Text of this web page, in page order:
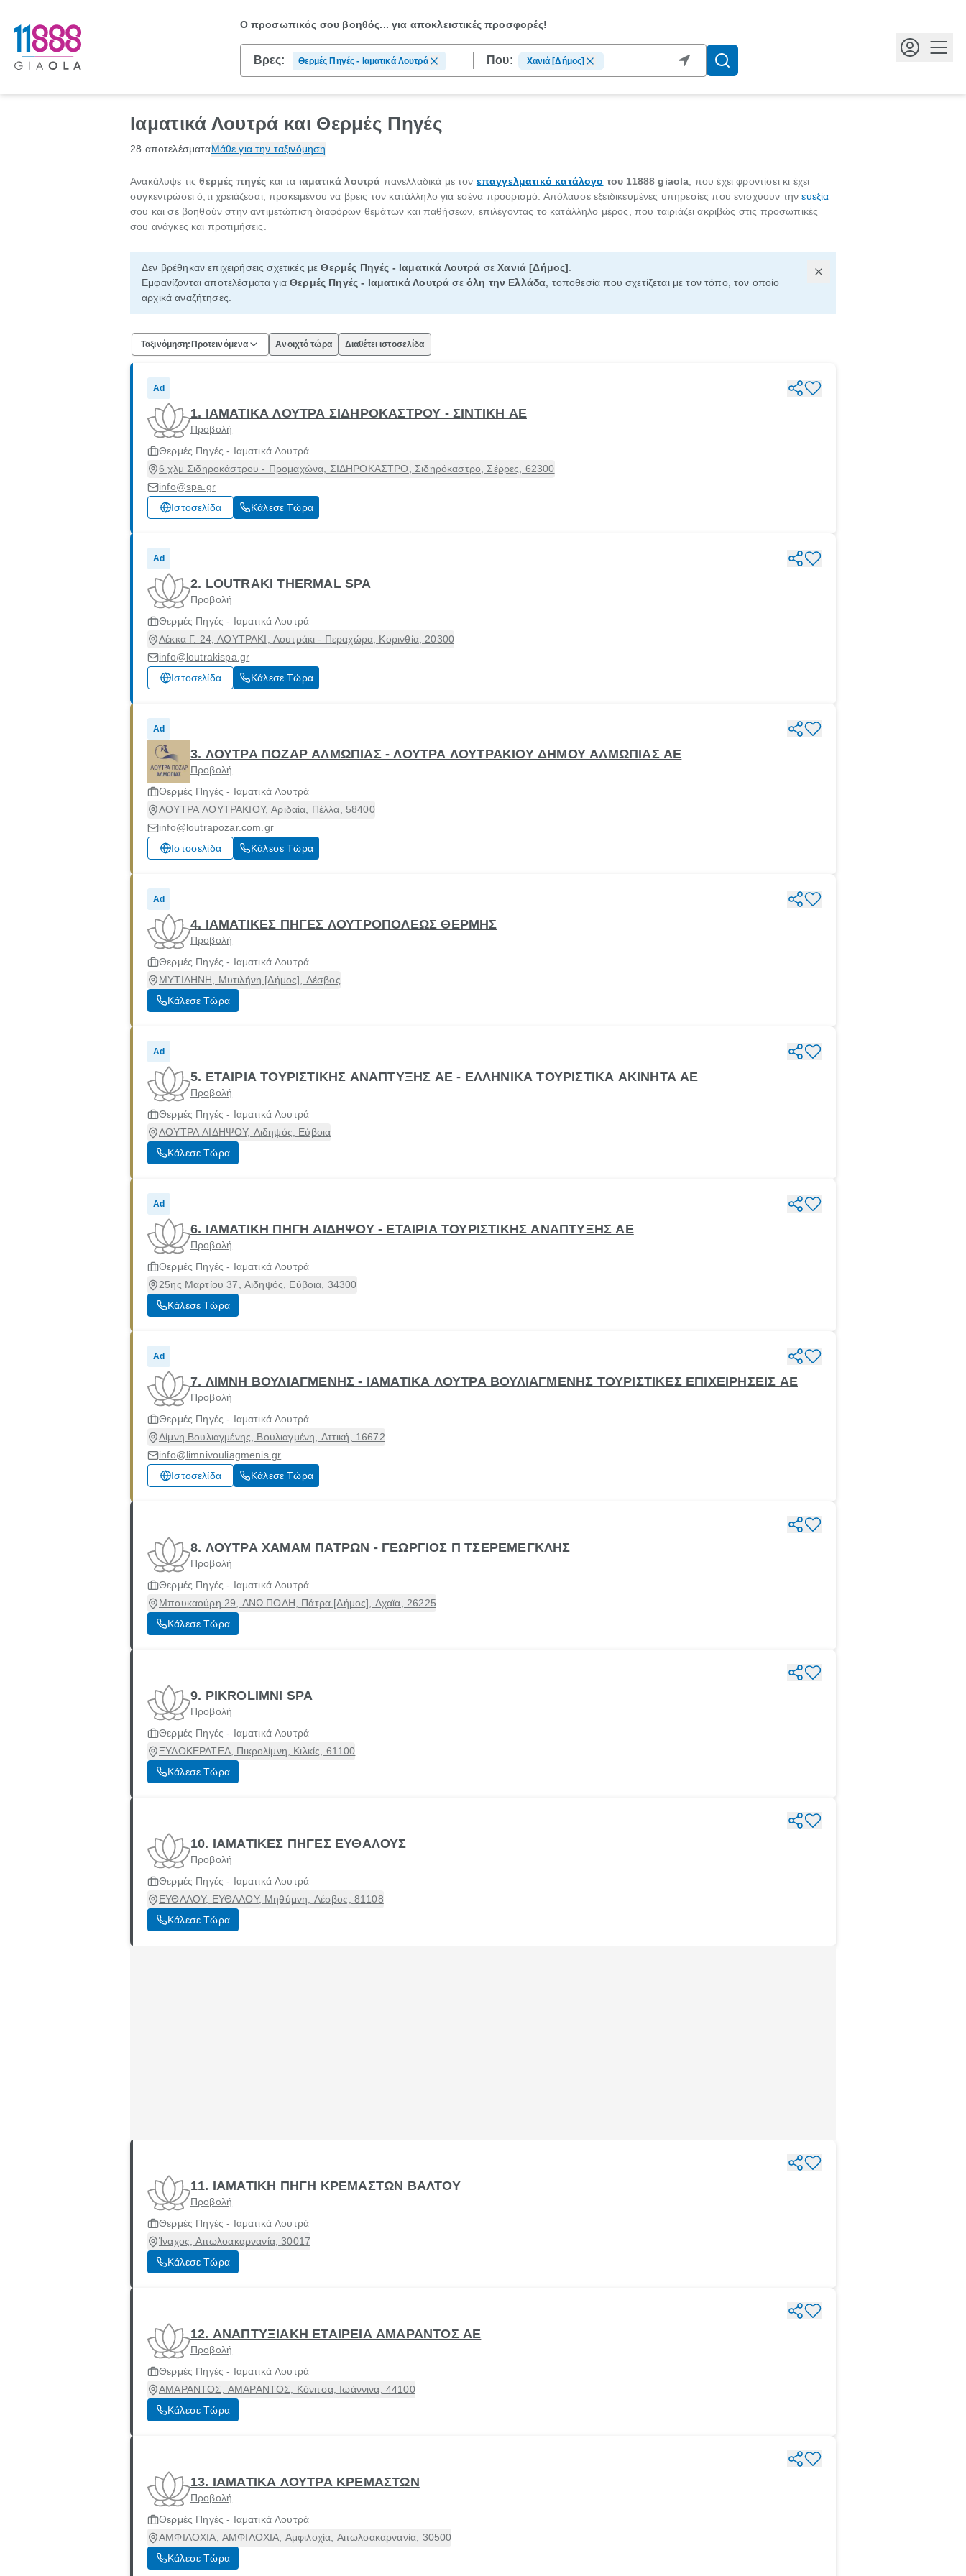
Ο προσωπικός σου βοηθός...για αποκλειστικές προσφορές!
Βρες: Θερμές Πηγές - Ιαματικά Λουτρά Που: Χανιά [Δήμος]
Ιαματικά Λουτρά και Θερμές Πηγές
28 αποτελέσματαΜάθε για την ταξινόμηση
Ανακάλυψε τιςθερμές πηγές και τα ιαματικά λουτρά πανελλαδικά με τον επαγγελματικό κατάλογο του 11888 giaola , που έχει φροντίσει κι έχει
συγκεντρώσει ό,τι χρειάζεσαι, προκειμένου να βρεις τον κατάλληλο για εσένα προορισμό. Απόλαυσε εξειδικευμένες υπηρεσίες που ενισχύουν τηνευεξία
σου και σε βοηθούν στην αντιμετώπιση διαφόρων θεμάτων και παθήσεων, επιλέγοντας το κατάλληλο μέρος, που ταιριάζει ακριβώς στις προσωπικές
σου ανάγκες και προτιμήσεις.
Δεν βρέθηκαν επιχειρήσεις σχετικές μεΘερμές Πηγές - Ιαματικά Λουτρά σεΧανιά [Δήμος]
Εμφανίζονται αποτελέσματα γιαΘερμές Πηγές - Ιαματικά Λουτρά σε όλη την Ελλάδα , τοποθεσία που σχετίζεται με τον τόπο, τον οποίο
αρχικά αναζήτησες.
Ταξινόμηση: Προτεινόμενα Ανοιχτό τώρα Διαθέτει ιστοσελίδα
Ad
1. ΙΑΜΑΤΙΚΑ ΛΟΥΤΡΑ ΣΙΔΗΡΟΚΑΣΤΡΟΥ - ΣΙΝΤΙΚΗ ΑΕ
Προβολή
Θερμές Πηγές - Ιαματικά Λουτρά
6 χλμ Σιδηροκάστρου - Προμαχώνα, ΣΙΔΗΡΟΚΑΣΤΡΟ, Σιδηρόκαστρο, Σέρρες, 62300
info@spa.gr
Ιστοσελίδα
Κάλεσε Τώρα
Ad
2. LOUTRAKI THERMAL SPA
Προβολή
Θερμές Πηγές - Ιαματικά Λουτρά
Λέκκα Γ. 24, ΛΟΥΤΡΑΚΙ, Λουτράκι - Περαχώρα, Κορινθία, 20300
info@loutrakispa.gr
Ιστοσελίδα
Κάλεσε Τώρα
Ad
3. ΛΟΥΤΡΑ ΠΟΖΑΡ ΑΛΜΩΠΙΑΣ - ΛΟΥΤΡΑ ΛΟΥΤΡΑΚΙΟΥ ΔΗΜΟΥ ΑΛΜΩΠΙΑΣ ΑΕ
Προβολή
Θερμές Πηγές - Ιαματικά Λουτρά
ΛΟΥΤΡΑ ΛΟΥΤΡΑΚΙΟΥ, Αριδαία, Πέλλα, 58400
info@loutrapozar.com.gr
Ιστοσελίδα
Κάλεσε Τώρα
Ad
4. ΙΑΜΑΤΙΚΕΣ ΠΗΓΕΣ ΛΟΥΤΡΟΠΟΛΕΩΣ ΘΕΡΜΗΣ
Προβολή
Θερμές Πηγές - Ιαματικά Λουτρά
ΜΥΤΙΛΗΝΗ, Μυτιλήνη [Δήμος], Λέσβος
Κάλεσε Τώρα
Ad
5. ΕΤΑΙΡΙΑ ΤΟΥΡΙΣΤΙΚΗΣ ΑΝΑΠΤΥΞΗΣ ΑΕ - ΕΛΛΗΝΙΚΑ ΤΟΥΡΙΣΤΙΚΑ ΑΚΙΝΗΤΑ ΑΕ
Προβολή
Θερμές Πηγές - Ιαματικά Λουτρά
ΛΟΥΤΡΑ ΑΙΔΗΨΟΥ, Αιδηψός, Εύβοια
Κάλεσε Τώρα
Ad
6. ΙΑΜΑΤΙΚΗ ΠΗΓΗ ΑΙΔΗΨΟΥ - ΕΤΑΙΡΙΑ ΤΟΥΡΙΣΤΙΚΗΣ ΑΝΑΠΤΥΞΗΣ ΑΕ
Προβολή
Θερμές Πηγές - Ιαματικά Λουτρά
25ης Μαρτίου 37, Αιδηψός, Εύβοια, 34300
Κάλεσε Τώρα
Ad
7. ΛΙΜΝΗ ΒΟΥΛΙΑΓΜΕΝΗΣ - ΙΑΜΑΤΙΚΑ ΛΟΥΤΡΑ ΒΟΥΛΙΑΓΜΕΝΗΣ ΤΟΥΡΙΣΤΙΚΕΣ ΕΠΙΧΕΙΡΗΣΕΙΣ ΑΕ
Προβολή
Θερμές Πηγές - Ιαματικά Λουτρά
Λίμνη Βουλιαγμένης, Βουλιαγμένη, Αττική, 16672
info@limnivouliagmenis.gr
Ιστοσελίδα
Κάλεσε Τώρα
8. ΛΟΥΤΡΑ ΧΑΜΑΜ ΠΑΤΡΩΝ - ΓΕΩΡΓΙΟΣ Π ΤΣΕΡΕΜΕΓΚΛΗΣ
Προβολή
Θερμές Πηγές - Ιαματικά Λουτρά
Μπουκαούρη 29, ΑΝΩ ΠΟΛΗ, Πάτρα [Δήμος], Αχαϊα, 26225
Κάλεσε Τώρα
9. PIKROLIMNI SPA
Προβολή
Θερμές Πηγές - Ιαματικά Λουτρά
ΞΥΛΟΚΕΡΑΤΕΑ, Πικρολίμνη, Κιλκίς, 61100
Κάλεσε Τώρα
10. ΙΑΜΑΤΙΚΕΣ ΠΗΓΕΣ ΕΥΘΑΛΟΥΣ
Προβολή
Θερμές Πηγές - Ιαματικά Λουτρά
ΕΥΘΑΛΟΥ, ΕΥΘΑΛΟΥ, Μηθύμνη, Λέσβος, 81108
Κάλεσε Τώρα
11. ΙΑΜΑΤΙΚΗ ΠΗΓΗ ΚΡΕΜΑΣΤΩΝ ΒΑΛΤΟΥ
Προβολή
Θερμές Πηγές - Ιαματικά Λουτρά
Ίναχος, Αιτωλοακαρνανία, 30017
Κάλεσε Τώρα
12. ΑΝΑΠΤΥΞΙΑΚΗ ΕΤΑΙΡΕΙΑ ΑΜΑΡΑΝΤΟΣ ΑΕ
Προβολή
Θερμές Πηγές - Ιαματικά Λουτρά
ΑΜΑΡΑΝΤΟΣ, ΑΜΑΡΑΝΤΟΣ, Κόνιτσα, Ιωάννινα, 44100
Κάλεσε Τώρα
13. ΙΑΜΑΤΙΚΑ ΛΟΥΤΡΑ ΚΡΕΜΑΣΤΩΝ
Προβολή
Θερμές Πηγές - Ιαματικά Λουτρά
ΑΜΦΙΛΟΧΙΑ, ΑΜΦΙΛΟΧΙΑ, Αμφιλοχία, Αιτωλοακαρνανία, 30500
Κάλεσε Τώρα